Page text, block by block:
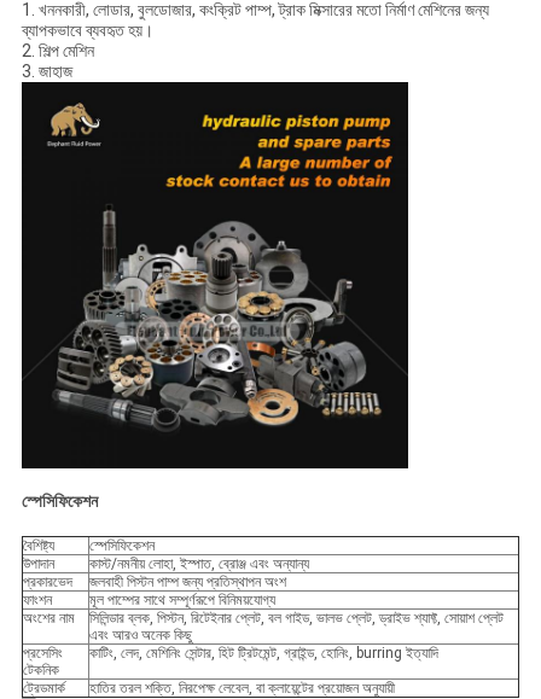
1. খননকারী, লোডার, বুলডোজার, কংক্রিট পাম্প, ট্রাক মিক্সারের মতো নির্মাণ মেশিনের জন্য
ব্যাপকভাবে ব্যবহৃত হয়।
2. শিল্প মেশিন
3. জাহাজ
স্পেসিফিকেশন
বৈশিষ্ট্য
স্পেসিফিকেশন
উপাদান
কাস্ট/নমনীয় লোহা, ইস্পাত, ব্রোঞ্জ এবং অন্যান্য
প্রকারভেদ
জলবাহী পিস্টন পাম্প জন্য প্রতিস্থাপন অংশ
ফাংশন
মূল পাম্পের সাথে সম্পূর্ণরূপে বিনিময়যোগ্য
অংশের নাম
সিলিন্ডার ব্লক, পিস্টন, রিটেইনার প্লেট, বল গাইড, ভালভ প্লেট, ড্রাইভ শ্যাফ্ট, সোয়াশ প্লেট
এবং আরও অনেক কিছু
প্রসেসিং
টেকনিক
কাটিং, লেদ, মেশিনিং সেন্টার, হিট ট্রিটমেন্ট, গ্রাইন্ড, হোনিং, burring ইত্যাদি
ট্রেডমার্ক হাতির তরল শক্তি, নিরপেক্ষ লেবেল, বা ক্লায়েন্টের প্রয়োজন অনুযায়ী